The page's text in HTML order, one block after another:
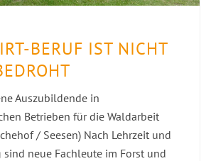
BERUF IST NICHT
Auszubildende in
Betrieben für die Waldarbeit
/ Seesen) Nach Lehrzeit und
sind neue Fachleute im Forst und